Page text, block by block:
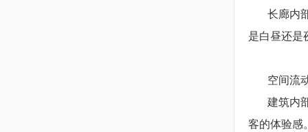
长廊内
是白昼还是
空间流
建筑内
客的体验感